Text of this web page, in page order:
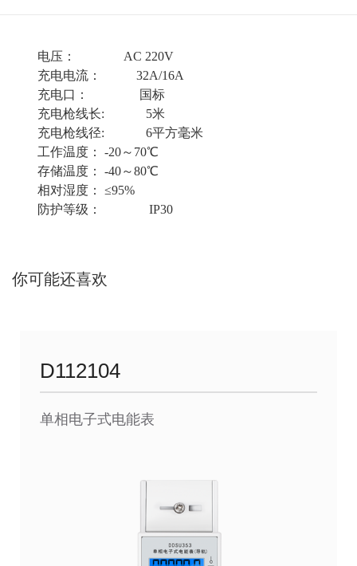
电压：
AC 220V
充电电流：
32A/16A
充电口：
国标
充电枪线长: 5米
充电枪线径: 6平方毫米
工作温度：
-20～70℃
存储温度：
-40～80℃
相对湿度：
≤95%
防护等级：
IP30
你可能还喜欢
D112104
单相电子式电能表